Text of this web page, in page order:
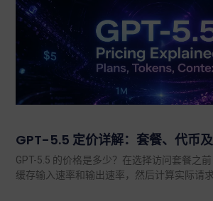
GPT-5.5 定价详解：套餐、代币
GPT-5.5 的价格是多少？在选择访问套餐之前
缓存输入速率和输出速率，然后计算实际请求